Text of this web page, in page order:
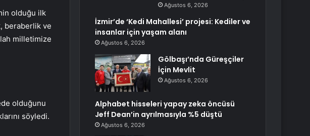
olduğu ilk
beraberlik ve
milletimize
olduğunu
söyledi.
Ağustos 6, 2026
İzmir’de ‘Kedi Mahallesi’ projesi: Kediler ve
insanlar için yaşam alanı
Ağustos 6, 2026
Gölbaşı’nda Güreşçiler
İçin Mevlit
Ağustos 6, 2026
Alphabet hisseleri yapay zeka öncüsü
Jeff Dean’in ayrılmasıyla %5 düştü
Ağustos 6, 2026